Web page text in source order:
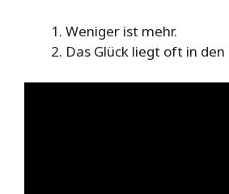
Weniger ist mehr.
Das Glück liegt oft in